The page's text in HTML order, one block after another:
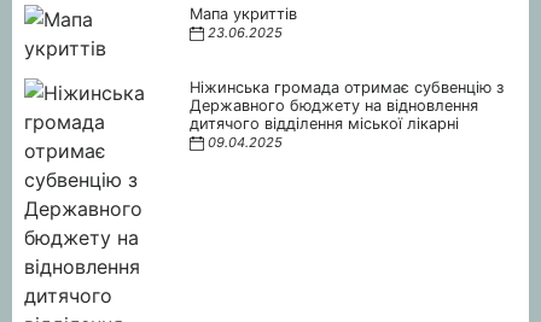
Мапа укриттів
23.06.2025
Ніжинська громада отримає субвенцію з
Державного бюджету на відновлення
дитячого відділення міської лікарні
09.04.2025